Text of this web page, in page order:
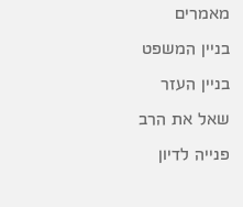
מאמרים
בניין המשפט
בניין העזר
שאל את הרב
פנייה לדיון